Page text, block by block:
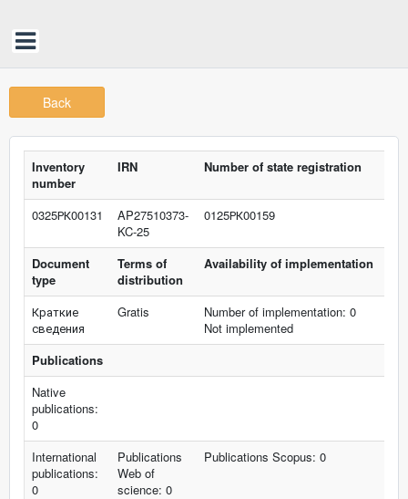
Back
Inventory
number
IRN Number of state registration
0325РК00131
AP27510373-
KC-25
0125РК00159
Document
type
Terms of
distribution
Availability of implementation
Краткие
сведения
Gratis
Number of implementation: 0
Not implemented
Publications
Native
publications:
0
International
publications:
0
Publications
Web of
science: 0
Publications Scopus: 0